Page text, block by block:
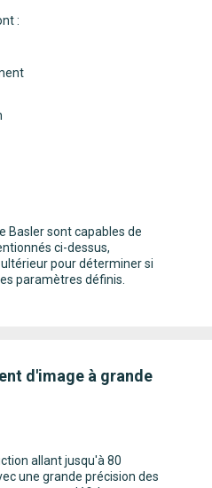
:
Basler sont capables de
ci-dessus,
pour déterminer si
paramètres définis.
d'image à grande
allant jusqu'à 80
une grande précision des